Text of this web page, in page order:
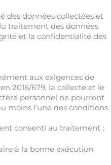
des données collectées et
traitement des données
et la confidentialité des
aux exigences de
2016/679, la collecte et le
personnel ne pourront
moins l’une des conditions
consenti au traitement ;
à la bonne exécution